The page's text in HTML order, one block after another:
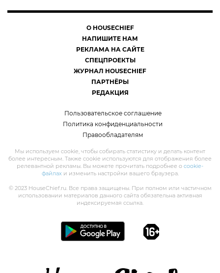
О HOUSECHIEF
НАПИШИТЕ НАМ
РЕКЛАМА НА САЙТЕ
СПЕЦПРОЕКТЫ
ЖУРНАЛ HOUSECHIEF
ПАРТНЁРЫ
РЕДАКЦИЯ
Пользовательское соглашение
Политика конфиденциальности
Правообладателям
Мы используем cookie, чтобы собирать статистику и делать контент
более интересным. Также cookie используются для отображения более
релевантной рекламы. Вы можете прочитать подробнее о cookie-
файлахи изменить настройки вашего браузера.
© 2023 HouseChief.ru. Все права защищены. При полном или частичном
использовании материалов данного сайта обязательна активная
индексируемая ссылка.